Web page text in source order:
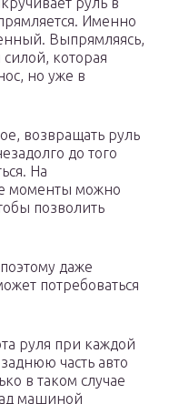
Именно
Выпрямляясь,
которая
но уже в
возвращать руль
до того
На
моменты можно
позволить
даже
потребоваться
руля при каждой
часть авто
в таком случае
машиной